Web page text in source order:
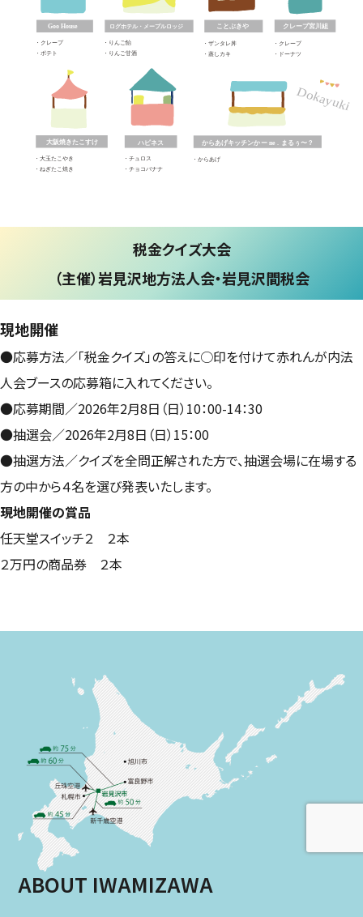
税金クイズ大会
（主催）岩見沢地方法人会・岩見沢間税会
現地開催
●応募方法／「税金クイズ」の答えに○印を付けて赤れんが内法
人会ブースの応募箱に入れてください。
●応募期間／2026年2月8日（日）10：00-14：30
●抽選会／2026年2月8日（日）15：00
●抽選方法／クイズを全問正解された方で、抽選会場に在場する
方の中から４名を選び発表いたします。
現地開催の賞品
任天堂スイッチ２ ２本
２万円の商品券 ２本
ABOUT IWAMIZAWA